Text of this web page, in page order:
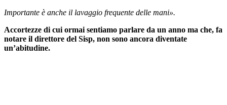
Importante è anche il lavaggio frequente delle mani».
Accortezze di cui ormai sentiamo parlare da un anno ma che, fa
notare il direttore del Sisp, non sono ancora diventate
un’abitudine.